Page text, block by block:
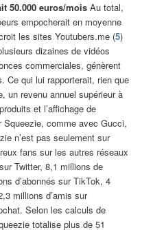
50.000 euros/moisAu total,
empocherait en moyenne
les sites Youtubers.me (5)
dizaines de vidéos
commerciales, génèrent
Ce qui lui rapporterait, rien que
un revenu annuel supérieur à
et l’affichage de
comme avec Gucci,
n’est pas seulement sur
fans sur les autres réseaux
Twitter, 8,1 millions de
d’abonnés sur TikTok, 4
millions d’amis sur
Selon les calculs de
totalise plus de 51